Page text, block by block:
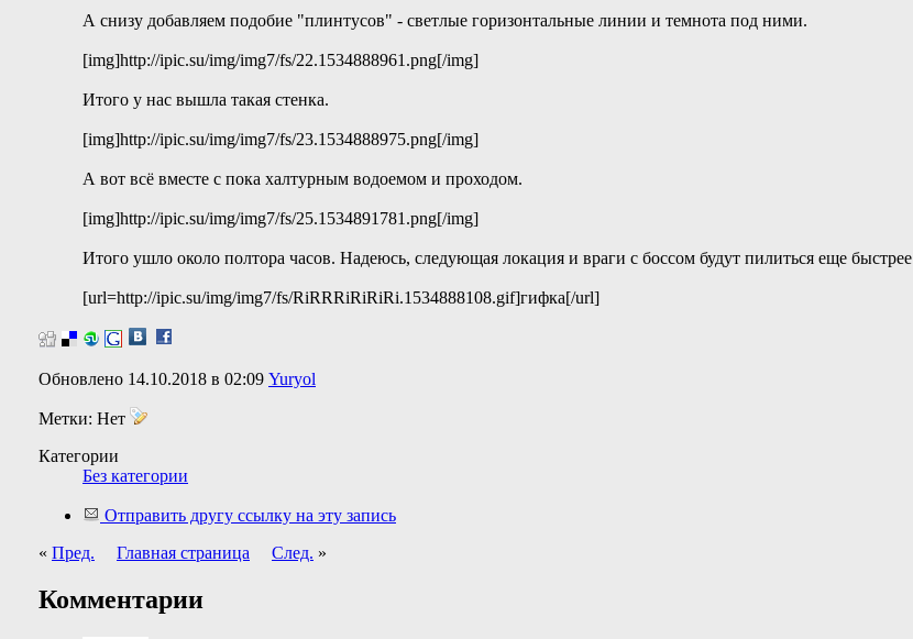
А снизу добавляем подобие "плинтусов" - светлые горизонтальные линии и темнота под ними.
[img]http://ipic.su/img/img7/fs/22.1534888961.png[/img]
Итого у нас вышла такая стенка.
[img]http://ipic.su/img/img7/fs/23.1534888975.png[/img]
А вот всё вместе с пока халтурным водоемом и проходом.
[img]http://ipic.su/img/img7/fs/25.1534891781.png[/img]
Итого ушло около полтора часов. Надеюсь, следующая локация и враги с боссом будут пилиться еще быстрее
[url=http://ipic.su/img/img7/fs/RiRRRiRiRiRi.1534888108.gif]гифка[/url]
Обновлено 14.10.2018 в 02:09 Yuryol
Метки: Нет
Категории
Без категории
Отправить другу ссылку на эту запись
« Пред. Главная страница След. »
Комментарии